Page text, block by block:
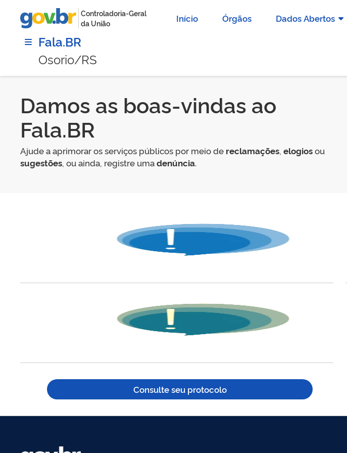
Controladoria-Geral
da União
Início Órgãos Dados Abertos
Fala.BR
Osorio/RS
Damos as boas-vindas ao
Fala.BR
Ajude a aprimorar os serviços públicos por meio de reclamações, elogiosou
sugestões, ou ainda, registre umadenúncia.
Consulte seu protocolo